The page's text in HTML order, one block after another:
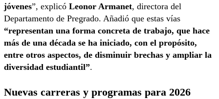
jóvenes”, explicó Leonor Armanet, directora del
Departamento de Pregrado. Añadió que estas vías
“representan una forma concreta de trabajo, que hace
más de una década se ha iniciado, con el propósito,
entre otros aspectos, de disminuir brechas y ampliar la
diversidad estudiantil”.
Nuevas carreras y programas para 2026